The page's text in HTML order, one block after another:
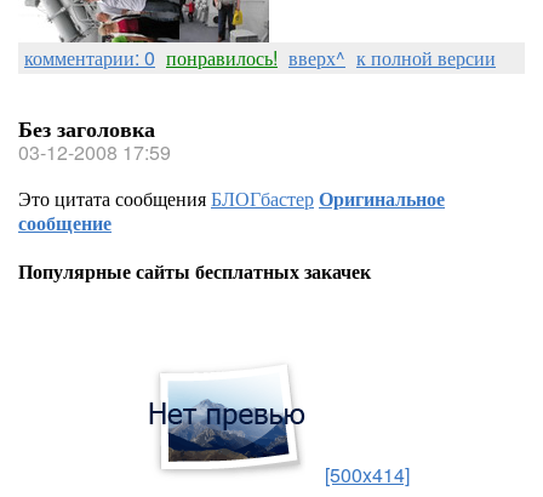
комментарии: 0 понравилось! вверх^ к полной версии
Без заголовка
03-12-2008 17:59
Это цитата сообщенияБЛОГбастерОригинальное
сообщение
Популярные сайты бесплатных закачек
[500x414]